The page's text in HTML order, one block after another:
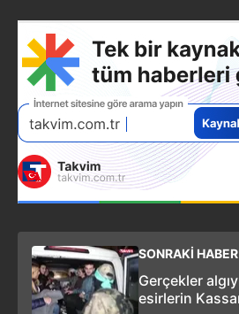
SONRAKİ HABER
Gerçekler
esirlerin